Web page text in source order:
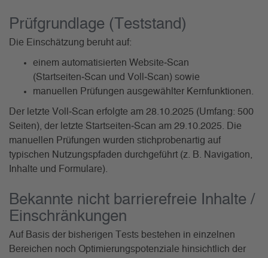
Prüfgrundlage (Teststand)
Die Einschätzung beruht auf:
einem automatisierten Website‑Scan
(Startseiten‑Scan und Voll‑Scan) sowie
manuellen Prüfungen ausgewählter Kernfunktionen.
Der letzte Voll‑Scan erfolgte am 28.10.2025 (Umfang: 500
Seiten), der letzte Startseiten‑Scan am 29.10.2025. Die
manuellen Prüfungen wurden stichprobenartig auf
typischen Nutzungspfaden durchgeführt (z. B. Navigation,
Inhalte und Formulare).
Bekannte nicht barrierefreie Inhalte /
Einschränkungen
Auf Basis der bisherigen Tests bestehen in einzelnen
Bereichen noch Optimierungspotenziale hinsichtlich der